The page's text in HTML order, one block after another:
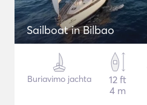
Sailboat in Bilbao
Buriavimo jachta
12 ft
4 m